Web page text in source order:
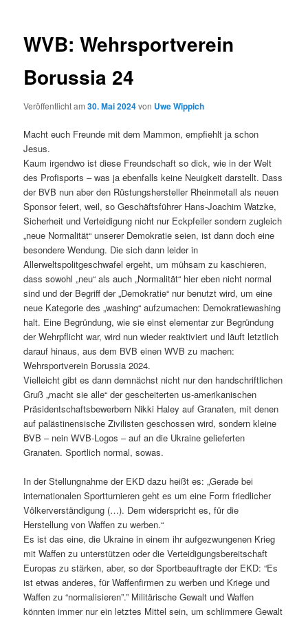
WVB: Wehrsportverein
Borussia 24
Veröffentlicht am30. Mai 2024von Uwe Wippich
Macht euch Freunde mit dem Mammon, empfiehlt ja schon
Jesus.
Kaum irgendwo ist diese Freundschaft so dick, wie in der Welt
des Profisports – was ja ebenfalls keine Neuigkeit darstellt. Dass
der BVB nun aber den Rüstungshersteller Rheinmetall als neuen
Sponsor feiert, weil, so Geschäftsführer Hans-Joachim Watzke,
Sicherheit und Verteidigung nicht nur Eckpfeiler sondern zugleich
„neue Normalität“ unserer Demokratie seien, ist dann doch eine
besondere Wendung. Die sich dann leider in
Allerweltspolitgeschwafel ergeht, um mühsam zu kaschieren,
dass sowohl „neu“ als auch „Normalität“ hier eben nicht normal
sind und der Begriff der „Demokratie“ nur benutzt wird, um eine
neue Kategorie des „washing“ aufzumachen: Demokratiewashing
halt. Eine Begründung, wie sie einst elementar zur Begründung
der Wehrpflicht war, wird nun wieder reaktiviert und läuft letztlich
darauf hinaus, aus dem BVB einen WVB zu machen:
Wehrsportverein Borussia 2024.
Vielleicht gibt es dann demnächst nicht nur den handschriftlichen
Gruß „macht sie alle“ der gescheiterten us-amerikanischen
Präsidentschaftsbewerbern Nikki Haley auf Granaten, mit denen
auf palästinensische Zivilisten geschossen wird, sondern kleine
BVB – nein WVB-Logos – auf an die Ukraine gelieferten
Granaten. Sportlich normal, sowas.
In der Stellungnahme der EKD dazu heißt es: „Gerade bei
internationalen Sportturnieren geht es um eine Form friedlicher
Völkerverständigung (…). Dem widerspricht es, für die
Herstellung von Waffen zu werben.“
Es ist das eine, die Ukraine in einem ihr aufgezwungenen Krieg
mit Waffen zu unterstützen oder die Verteidigungsbereitschaft
Europas zu stärken, aber, so der Sportbeauftragte der EKD: “Es
ist etwas anderes, für Waffenfirmen zu werben und Kriege und
Waffen zu “normalisieren”.” Militärische Gewalt und Waffen
könnten immer nur ein letztes Mittel sein, um schlimmere Gewalt